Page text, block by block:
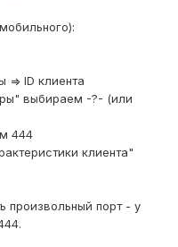
ID клиента
выбираем -?- (или
444
клиента"
произвольный порт - у